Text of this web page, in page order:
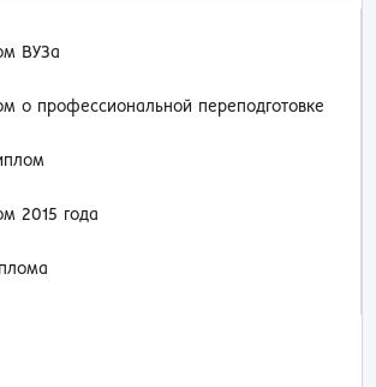
ВУЗа
о профессиональной переподготовке
2015 года